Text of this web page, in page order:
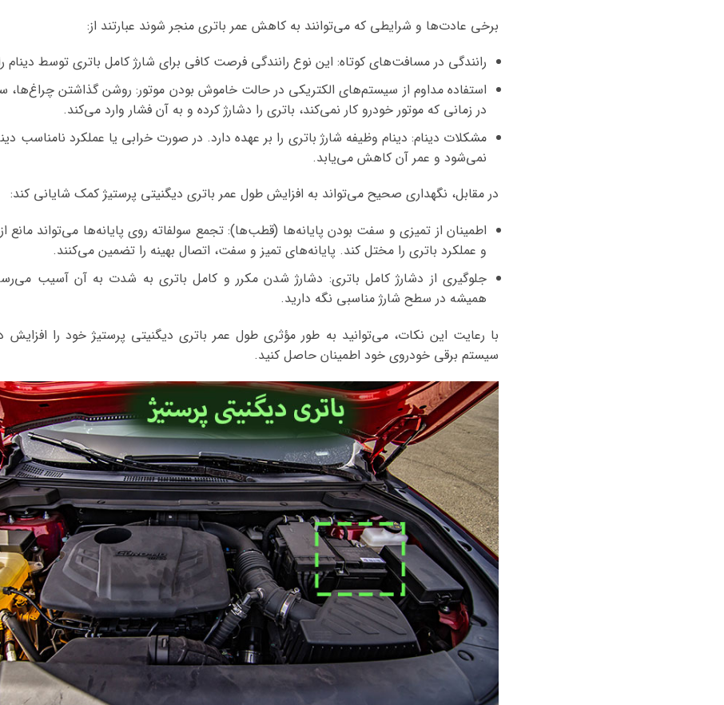
برخی عادت‌ها و شرایطی که می‌توانند به کاهش عمر باتری منجر شوند عبارتند از:
رانندگی در مسافت‌های کوتاه: این نوع رانندگی فرصت کافی برای شارژ کامل باتری توسط دینام
استفاده مداوم از سیستم‌های الکتریکی در حالت خاموش بودن موتور: روشن گذاشتن چراغ‌ها،
در زمانی که موتور خودرو کار نمی‌کند، باتری را دشارژ کرده و به آن فشار وارد می‌کند.
مشکلات دینام: دینام وظیفه شارژ باتری را بر عهده دارد. در صورت خرابی یا عملکرد نامناسب
نمی‌شود و عمر آن کاهش می‌یابد.
در مقابل، نگهداری صحیح می‌تواند به افزایش طول عمر باتری دیگنیتی پرستیژ کمک شایانی کند:
اطمینان از تمیزی و سفت بودن پایانه‌ها (قطب‌ها): تجمع سولفاته روی پایانه‌ها می‌تواند
و عملکرد باتری را مختل کند. پایانه‌های تمیز و سفت، اتصال بهینه را تضمین می‌کنند.
جلوگیری از دشارژ کامل باتری: دشارژ شدن مکرر و کامل باتری به شدت به آن آسیب
همیشه در سطح شارژ مناسبی نگه دارید.
با رعایت این نکات، می‌توانید به طور مؤثری طول عمر باتری دیگنیتی پرستیژ خود را افزایش
سیستم برقی خودروی خود اطمینان حاصل کنید.